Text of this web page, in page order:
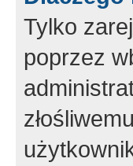
Tylko
poprzez